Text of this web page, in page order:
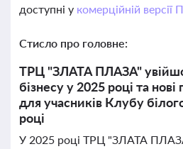
доступні у комерційній
Стисло про головне:
ТРЦ "ЗЛАТА ПЛАЗА"
бізнесу у 2025 році та
для учасників Клубу
році
У 2025 році ТРЦ "ЗЛАТА